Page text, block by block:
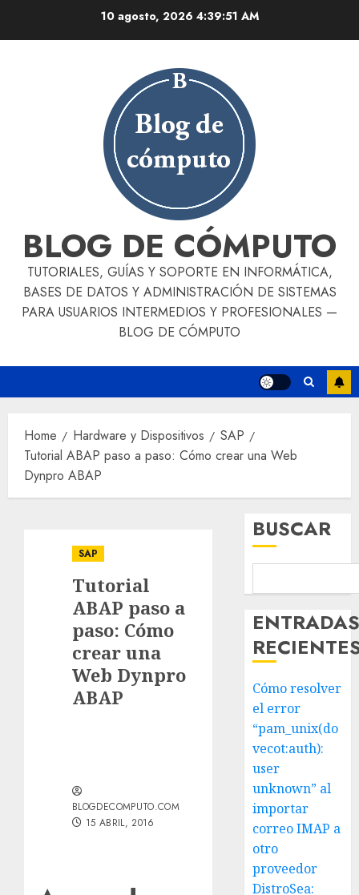
10 agosto, 2026 4:39:52 AM
BLOG DE CÓMPUTO
TUTORIALES, GUÍAS Y SOPORTE EN INFORMÁTICA,
BASES DE DATOS Y ADMINISTRACIÓN DE SISTEMAS
PARA USUARIOS INTERMEDIOS Y PROFESIONALES —
BLOG DE CÓMPUTO
Home Hardware y Dispositivos
SAP
Tutorial ABAP paso a paso: Cómo crear una Web
Dynpro ABAP
SAP
Tutorial
ABAP paso a
paso: Cómo
crear una
Web Dynpro
ABAP
BLOGDECOMPUTO.COM
15 ABRIL, 2016
BUSCAR
Cómo resolver
el error
“pam_unix(do
vecot:auth):
user
unknown” al
importar
correo IMAP a
otro
proveedor
DistroSea: